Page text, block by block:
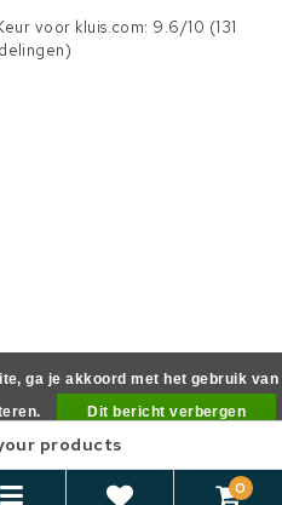
products
0
voor kluis.com: 9.6/10 (131
ga je akkoord met het gebruik van
Dit bericht verbergen
cookies »